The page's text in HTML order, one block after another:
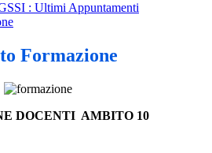
: Ultimi Appuntamenti
Formazione
DOCENTI AMBITO 10